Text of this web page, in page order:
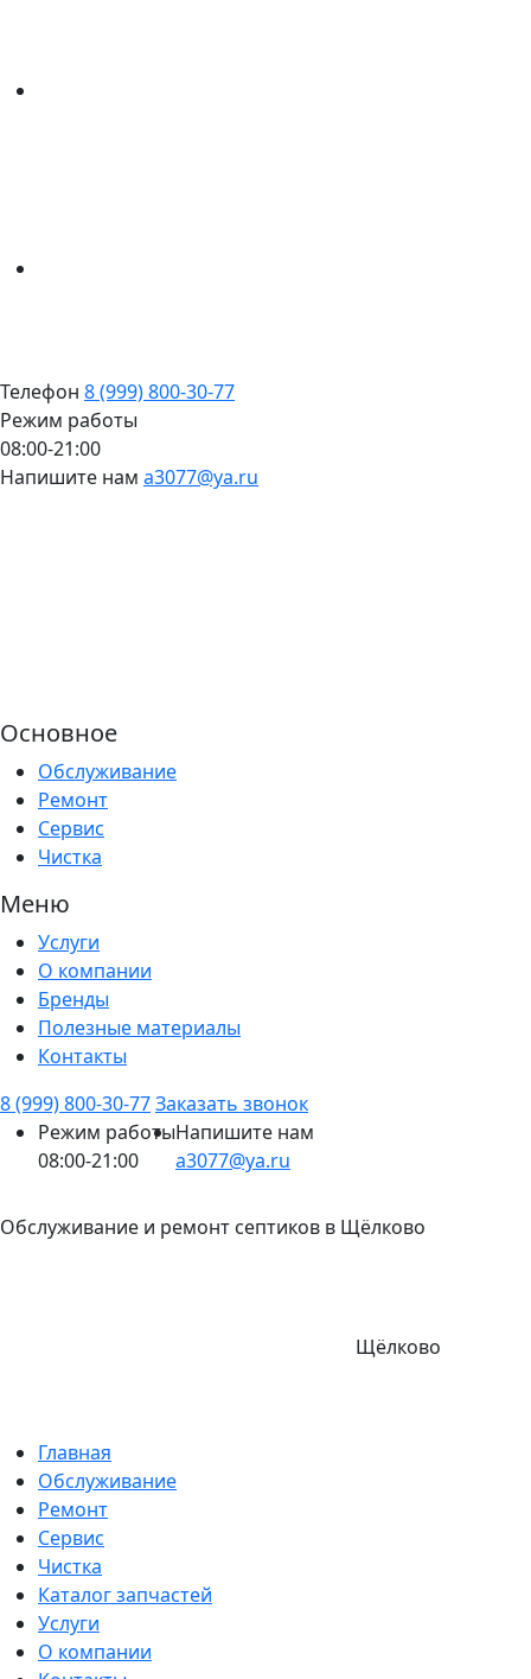
Телефон 8 (999) 800-30-77
Режим работы
08:00-21:00
Напишите нам a3077@ya.ru
Основное
Обслуживание
Ремонт
Сервис
Чистка
Меню
Услуги
О компании
Бренды
Полезные материалы
Контакты
8 (999) 800-30-77Заказать звонок
Режим работы
08:00-21:00
Напишите нам
a3077@ya.ru
Обслуживание и ремонт септиков в Щёлково
Щёлково
Главная
Обслуживание
Ремонт
Сервис
Чистка
Каталог запчастей
Услуги
О компании